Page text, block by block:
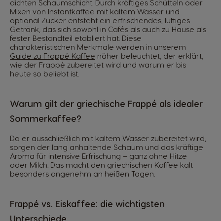
dichten Schaumschicht. Durch kräftiges Schütteln oder
Mixen von Instantkaffee mit kaltem Wasser und
optional Zucker entsteht ein erfrischendes, luftiges
Getränk, das sich sowohl in Cafés als auch zu Hause als
fester Bestandteil etabliert hat. Diese
charakteristischen Merkmale werden in unserem
Guide zu Frappé Kaffee näher beleuchtet, der erklärt,
wie der Frappé zubereitet wird und warum er bis
heute so beliebt ist.
Warum gilt der griechische Frappé als idealer
Sommerkaffee?
Da er ausschließlich mit kaltem Wasser zubereitet wird,
sorgen der lang anhaltende Schaum und das kräftige
Aroma für intensive Erfrischung – ganz ohne Hitze
oder Milch. Das macht den griechischen Kaffee kalt
besonders angenehm an heißen Tagen.
Frappé vs. Eiskaffee: die wichtigsten
Unterschiede